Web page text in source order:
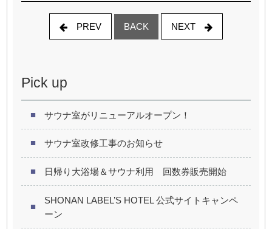
PREV BACK NEXT
Pick up
サウナ室がリニューアルオープン！
サウナ室改修工事のお知らせ
日帰り大浴場＆サウナ利用 回数券販売開始
SHONAN LABEL’S HOTEL 公式サイトキャンペ
ーン